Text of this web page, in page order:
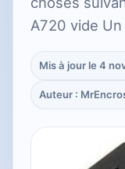
A720 vide
Mis à jour le 4
Auteur :